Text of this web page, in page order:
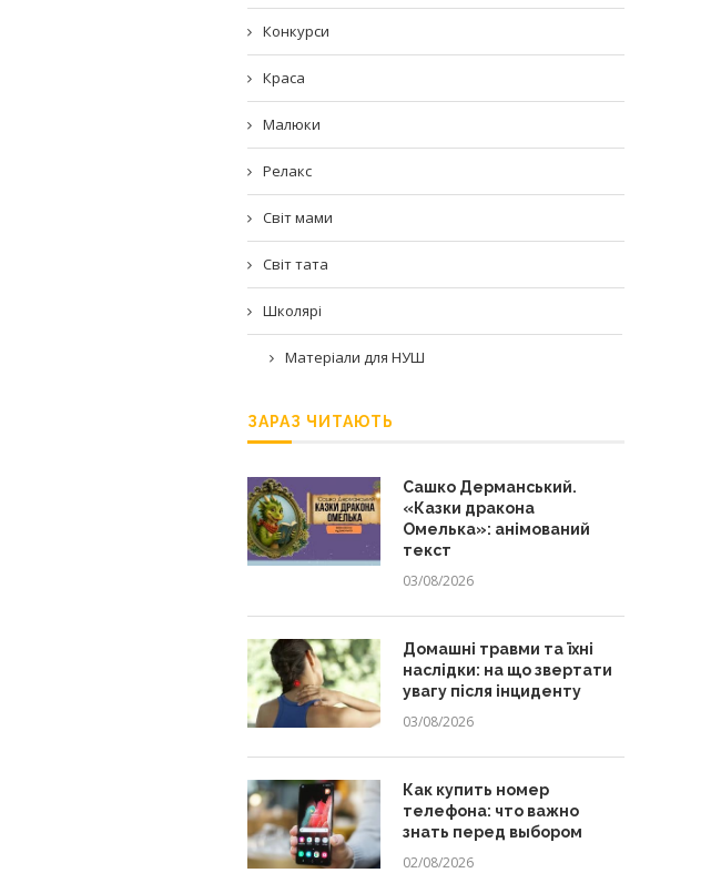
Конкурси
Краса
Малюки
Релакс
Світ мами
Світ тата
Школярі
Матеріали для НУШ
ЗАРАЗ ЧИТАЮТЬ
Сашко Дерманський.
«Казки дракона
Омелька»: анімований
текст
03/08/2026
Домашні травми та їхні
наслідки: на що звертати
увагу після інциденту
03/08/2026
Как купить номер
телефона: что важно
знать перед выбором
02/08/2026